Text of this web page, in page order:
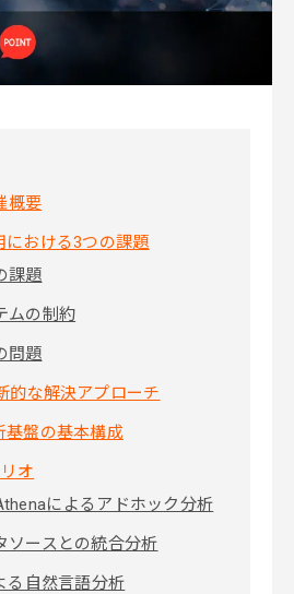
概要
における3つの課題
課題
ムの制約
問題
的な解決アプローチ
基盤の基本構成
オ
によるアドホック分析
ソースとの統合分析
る自然言語分析